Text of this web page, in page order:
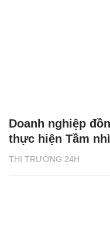
THỊ TRƯỜNG 24H
Doanh nghiệp
thực hiện Tầm